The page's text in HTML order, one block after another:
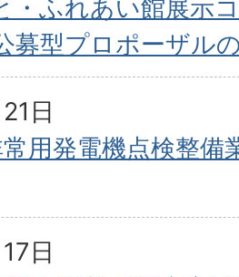
・ふれあい館展示
募型プロポーザル
日
用発電機点検整備
日